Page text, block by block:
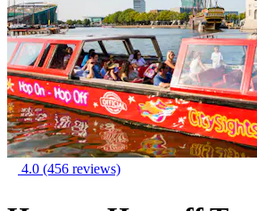
4.0 (456 reviews)